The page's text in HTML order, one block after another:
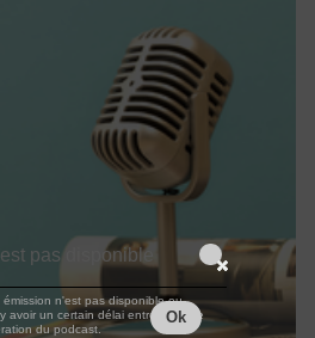
pas disponible
n'est pas disponible ou
avoir un certain délai entre la fin de
du podcast.
Ok